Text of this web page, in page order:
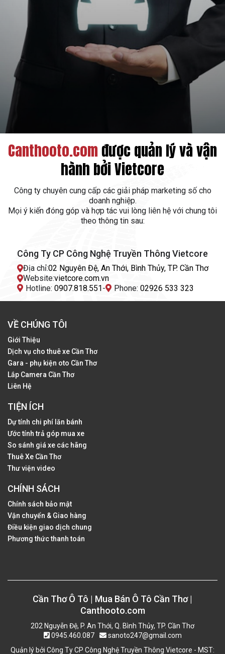
Hợp tác với các ngân hàng cung cấp thông tin lãi suất mới
nhất, các gói hỗ trợ mua xe ô tô trả góp và các gói bảo
hiểm xe ô tô phù hợp với tình hình tài chính của người mua
Canthooto.comđược quản lý và vận
hành bởiVietcore
Công ty chuyên cung cấp các giải pháp marketing số cho
doanh nghiệp.
Mọi ý kiến đóng góp và hợp tác vui lòng liên hệ với chung tôi
theo thông tin sau:
Công Ty CP Công Nghệ Truyền Thông Vietcore
Địa chỉ:02 Nguyên Đệ, An Thới, Bình Thủy, TP. Cần Thơ
Website:vietcore.com.vn
Hotline: 0907.818.551 - Phone: 02926 533 323
VỀ CHÚNG TÔI
Giới Thiệu
Dịch vụ cho thuê xe Cần Thơ
Gara - phụ kiện oto Cần Thơ
Lắp Camera Cần Thơ
Liên Hệ
TIỆN ÍCH
Dự tính chi phí lăn bánh
Ước tính trả góp mua xe
So sánh giá xe các hãng
Thuê Xe Cần Thơ
Thư viện video
CHÍNH SÁCH
Chính sách bảo mật
Vận chuyển & Giao hàng
Điều kiện giao dịch chung
Phương thức thanh toán
Cần Thơ Ô Tô | Mua Bán Ô Tô Cần Thơ |
Canthooto.com
202 Nguyễn Đệ, P. An Thới, Q. Bình Thủy, TP. Cần Thơ
0945.460.087
sanoto247@gmail.com
Quản lý bởi Công Ty CP Công Nghệ Truyền Thông Vietcore - MST: